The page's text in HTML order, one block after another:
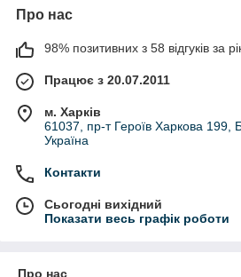
Про нас
98% позитивних з 58 відгуків за
Працює з 20.07.2011
м. Харків
61037, пр-т Героїв Харкова 199,
Україна
Контакти
Сьогодні вихідний
Показати весь графік роботи
Про нас